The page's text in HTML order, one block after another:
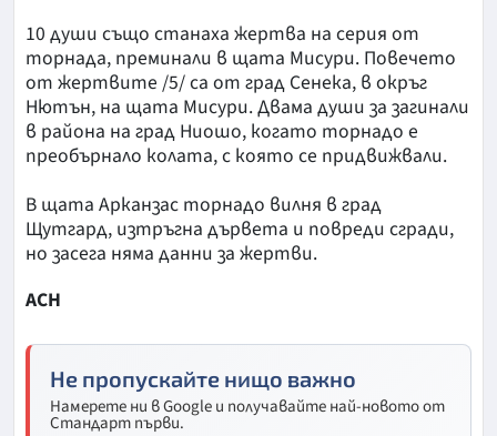
10 души също станаха жертва на серия от
торнада, преминали в щата Мисури. Повечето
от жертвите /5/ са от град Сенека, в окръг
Нютън, на щата Мисури. Двама души за загинали
в района на град Ниошо, когато торнадо е
преобърнало колата, с която се придвижвали.
В щата Арканзас торнадо вилня в град
Щутгард, изтръгна дървета и повреди сгради,
но засега няма данни за жертви.
АСН
Не пропускайте нищо важно
Намерете ни в Google и получавайте най-новото от
Стандарт първи.